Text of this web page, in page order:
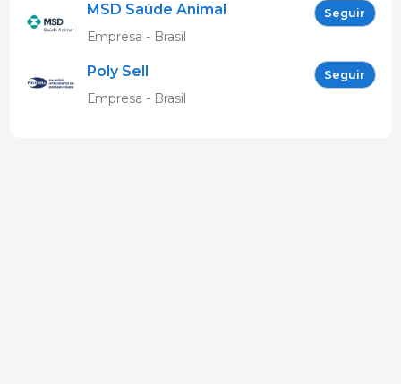
MSD Saúde Animal Seguir
Empresa - Brasil
Poly Sell Seguir
Empresa - Brasil